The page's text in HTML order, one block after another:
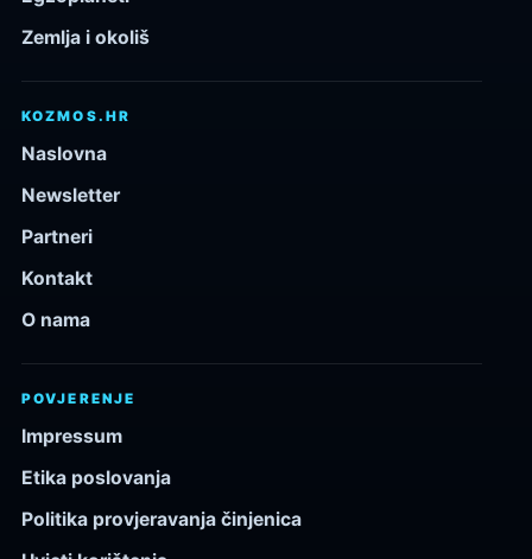
Zemlja i okoliš
KOZMOS.HR
Naslovna
Newsletter
Partneri
Kontakt
O nama
POVJERENJE
Impressum
Etika poslovanja
Politika provjeravanja činjenica